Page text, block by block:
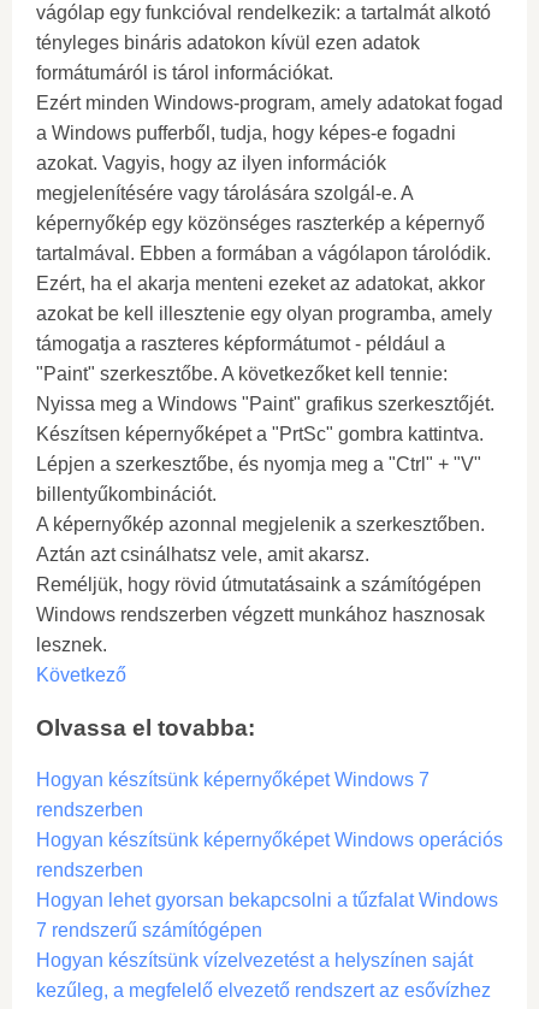
vágólap egy funkcióval rendelkezik: a tartalmát alkotó
tényleges bináris adatokon kívül ezen adatok
formátumáról is tárol információkat.
Ezért minden Windows-program, amely adatokat fogad
a Windows pufferből, tudja, hogy képes-e fogadni
azokat. Vagyis, hogy az ilyen információk
megjelenítésére vagy tárolására szolgál-e. A
képernyőkép egy közönséges raszterkép a képernyő
tartalmával. Ebben a formában a vágólapon tárolódik.
Ezért, ha el akarja menteni ezeket az adatokat, akkor
azokat be kell illesztenie egy olyan programba, amely
támogatja a raszteres képformátumot - például a
"Paint" szerkesztőbe. A következőket kell tennie:
Nyissa meg a Windows "Paint" grafikus szerkesztőjét.
Készítsen képernyőképet a "PrtSc" gombra kattintva.
Lépjen a szerkesztőbe, és nyomja meg a "Ctrl" + "V"
billentyűkombinációt.
A képernyőkép azonnal megjelenik a szerkesztőben.
Aztán azt csinálhatsz vele, amit akarsz.
Reméljük, hogy rövid útmutatásaink a számítógépen
Windows rendszerben végzett munkához hasznosak
lesznek.
Következő
Olvassa el tovabba:
Hogyan készítsünk képernyőképet Windows 7
rendszerben
Hogyan készítsünk képernyőképet Windows operációs
rendszerben
Hogyan lehet gyorsan bekapcsolni a tűzfalat Windows
7 rendszerű számítógépen
Hogyan készítsünk vízelvezetést a helyszínen saját
kezűleg, a megfelelő elvezető rendszert az esővízhez